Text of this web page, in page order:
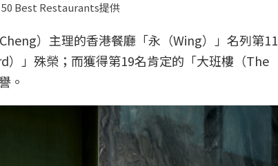
Best Restaurants提供
）主理的香港餐廳「永（Wing）」名列第
）」殊榮；而獲得第19名肯定的「大班樓（The
。